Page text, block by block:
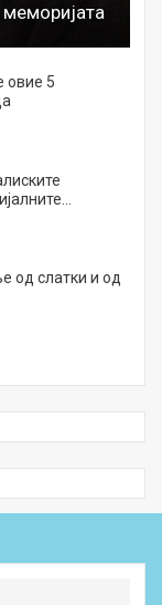
овие 5
од слатки и од